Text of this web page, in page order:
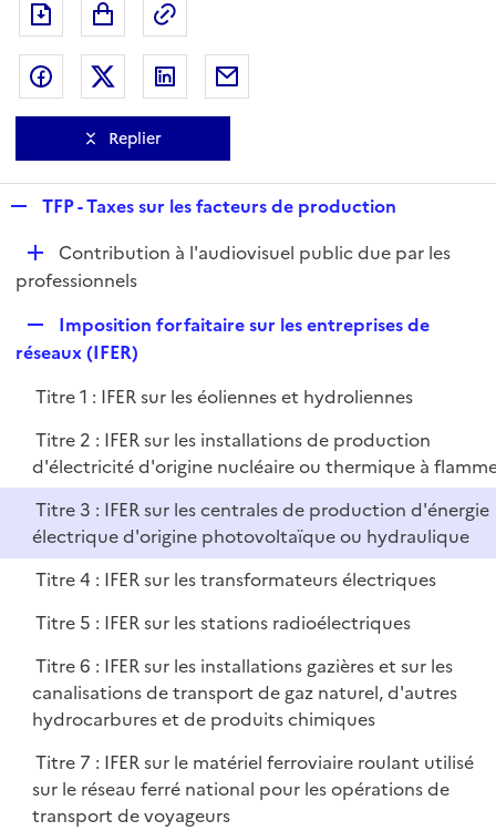
Exporter le document au format pdf
Partager sur Facebook
Partager sur Twitter
Partager sur LinkedIn
Replier
p
l
r
TFP - Taxes sur les facteurs de production
D
é
i
e
r
Contribution à l'audiovisuel public due par les
professionnels
e
l
i
e
r
Imposition forfaitaire sur les entreprises de
réseaux (IFER)
Titre 1 : IFER sur les éoliennes et hydroliennes
Titre 2 : IFER sur les installations de production
d'électricité d'origine nucléaire ou thermique à
Titre 3 : IFER sur les centrales de production d'énergie
électrique d'origine photovoltaïque ou hydraulique
Titre 4 : IFER sur les transformateurs électriques
Titre 5 : IFER sur les stations radioélectriques
Titre 6 : IFER sur les installations gazières et sur les
canalisations de transport de gaz naturel, d'autres
hydrocarbures et de produits chimiques
Titre 7 : IFER sur le matériel ferroviaire roulant utilisé
sur le réseau ferré national pour les opérations de
transport de voyageurs